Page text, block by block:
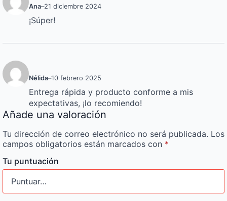
Ana–21 diciembre 2024
¡Súper!
Nélida–10 febrero 2025
Entrega rápida y producto conforme a mis
expectativas, ¡lo recomiendo!
Añade una valoración
Tu dirección de correo electrónico no será publicada. Los
campos obligatorios están marcados con *
Tu puntuación